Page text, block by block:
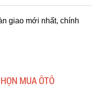
giao mới nhất, chính
MUA ÔTÔ